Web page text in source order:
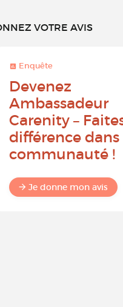
VOTRE AVIS
Enquête
Devenez
Ambassadeur
Carenity –
différence dans
communauté !
Je donne mon avis